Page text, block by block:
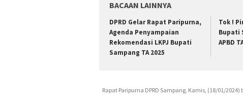
BACAAN LAINNYA
DPRD Gelar Rapat Paripurna,
Agenda Penyampaian
Rekomendasi LKPJ Bupati
Sampang TA 2025
Tok !
Bupati
APBD
Rapat Paripurna DPRD Sampang, Kamis, (18/01/